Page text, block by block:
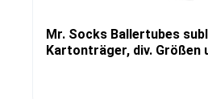
Mr. Socks Ballertubes
Kartonträger, div. Größen